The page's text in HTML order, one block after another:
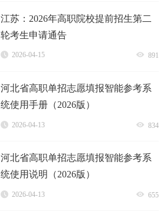
江苏：2026年高职院校提前招生第二
轮考生申请通告
2026-04-15 891
河北省高职单招志愿填报智能参考系
统使用手册（2026版）
2026-04-13 834
河北省高职单招志愿填报智能参考系
统使用说明（2026版）
2026-04-13 655